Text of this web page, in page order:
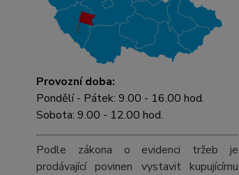
Provozní doba:
Pondělí - Pátek: 9.00 - 16.00 hod.
Sobota: 9.00 - 12.00 hod.
Podle zákona o evidenci tržeb je
prodávající povinen vystavit kupujícímu